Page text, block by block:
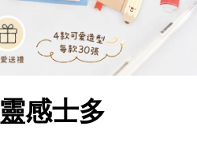
感士多